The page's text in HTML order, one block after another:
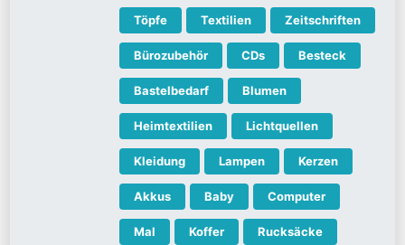
Töpfe Textilien Zeitschriften
Bürozubehör CDs Besteck
Bastelbedarf Blumen
Heimtextilien Lichtquellen
Kleidung Lampen Kerzen
Akkus Baby Computer
Mal Koffer Rucksäcke